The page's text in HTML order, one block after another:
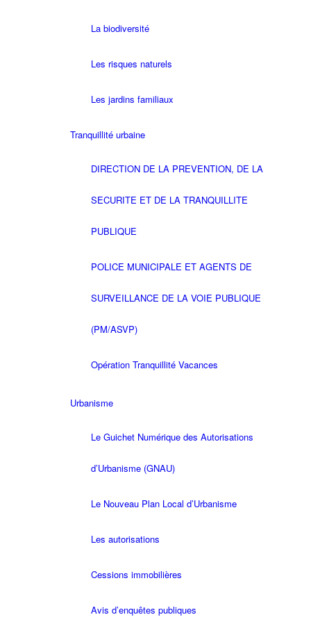
La biodiversité
Les risques naturels
Les jardins familiaux
Tranquillité urbaine
DIRECTION DE LA PREVENTION, DE LA
SECURITE ET DE LA TRANQUILLITE
PUBLIQUE
POLICE MUNICIPALE ET AGENTS DE
SURVEILLANCE DE LA VOIE PUBLIQUE
(PM/ASVP)
Opération Tranquillité Vacances
Urbanisme
Le Guichet Numérique des Autorisations
d’Urbanisme (GNAU)
Le Nouveau Plan Local d’Urbanisme
Les autorisations
Cessions immobilières
Avis d’enquêtes publiques